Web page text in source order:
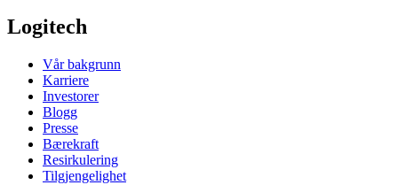
Logitech
Vår bakgrunn
Karriere
Investorer
Blogg
Presse
Bærekraft
Resirkulering
Tilgjengelighet